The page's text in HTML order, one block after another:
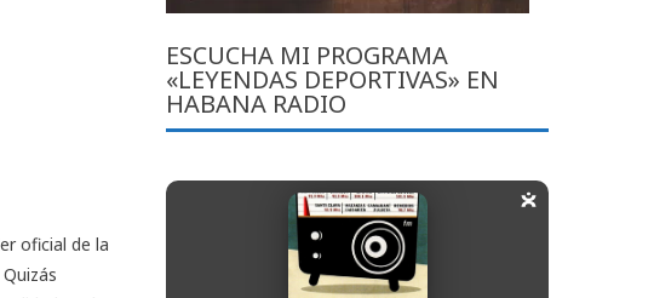
oficial de la
ESCUCHA MI PROGRAMA
«LEYENDAS DEPORTIVAS» EN
HABANA RADIO